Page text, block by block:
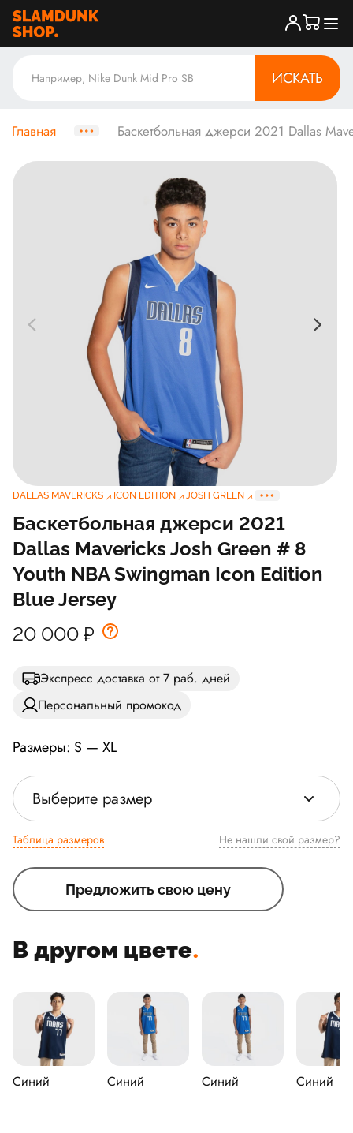
ИСКАТЬ
Главная Баскетбольная джерси 2021 Dallas
DALLAS MAVERICKS ICON EDITION JOSH GREEN
Баскетбольная джерси 2021
Dallas Mavericks Josh Green # 8
Youth NBA Swingman Icon Edition
Blue Jersey
20 000 ₽
Экспресс доставка от 7 раб. дней
Персональный промокод
Размеры: S — XL
Выберите размер
Таблица размеров Не нашли свой размер?
Предложить свою цену
В другом цвете.
Синий Синий Синий Синий